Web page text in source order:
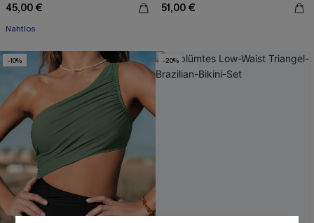
45,00 €
Nahtlos
51,00 €
-10% -20%